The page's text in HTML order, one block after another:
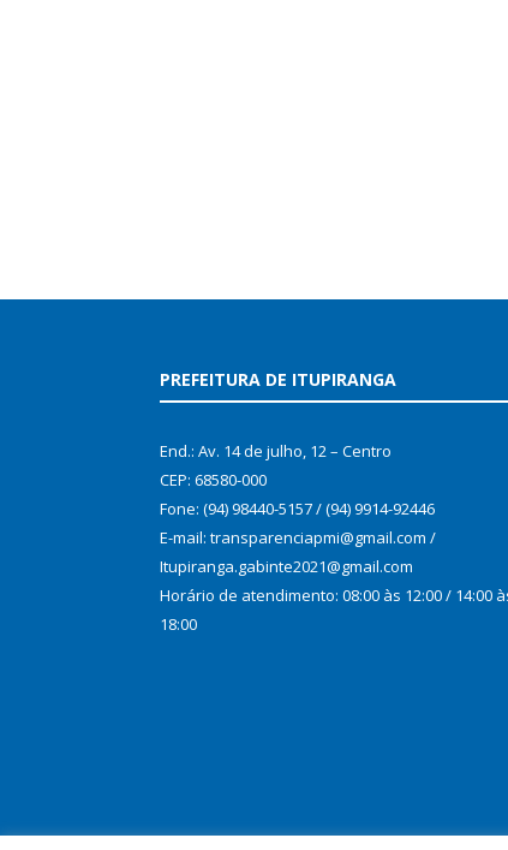
PREFEITURA DE ITUPIRANGA
End.: Av. 14 de julho, 12 – Centro
CEP: 68580-000
Fone: (94) 98440-5157 / (94) 9914-92446
E-mail: transparenciapmi@gmail.com /
Itupiranga.gabinte2021@gmail.com
Horário de atendimento: 08:00 às 12:00 / 14:00
18:00